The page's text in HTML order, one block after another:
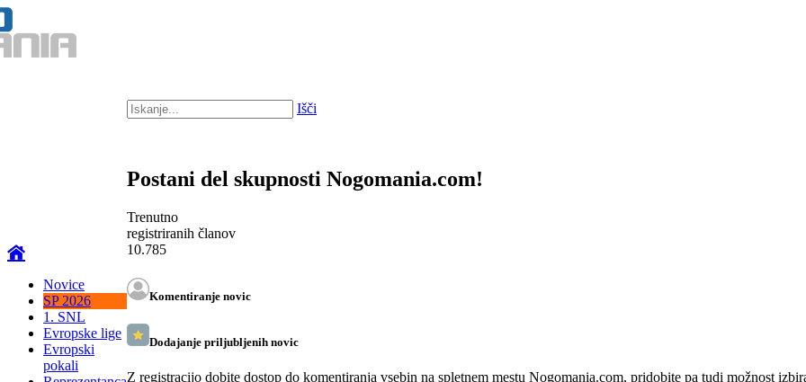
Novice
SP 2026
1. SNL
Evropske lige
Evropski
pokali
Išči
Postani del skupnosti Nogomania.com!
Trenutno
registriranih članov
10.785
Komentiranje novic
Dodajanje priljubljenih novic
Z registracijo dobite dostop do komentiranja vsebin na spletnem mestu Nogomania.com, pridobite pa tudi možnost